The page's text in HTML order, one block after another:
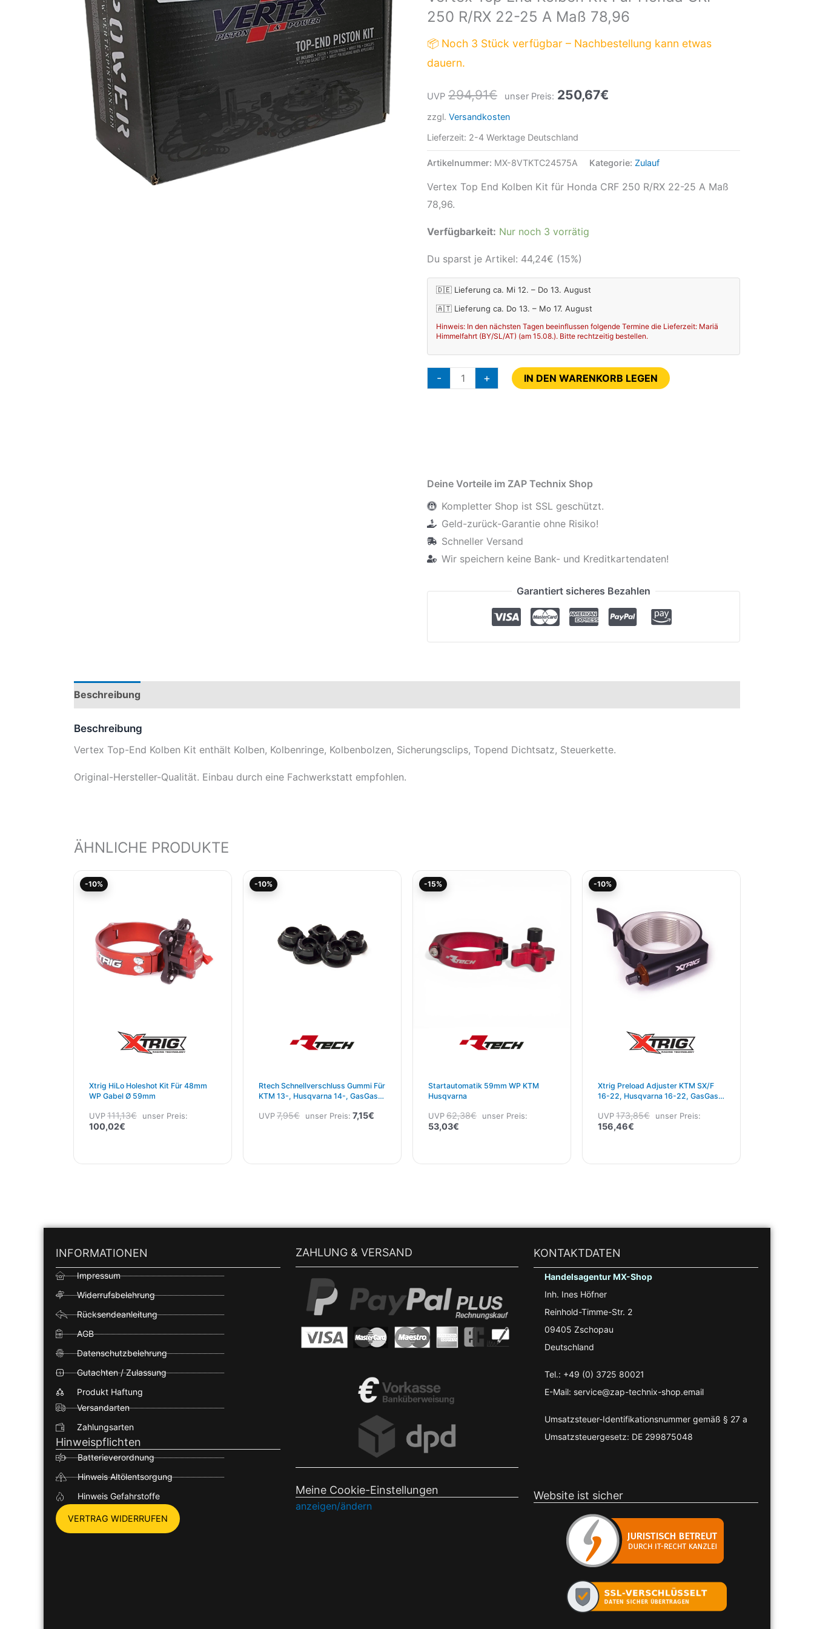
250 R/RX 22-25 A Maß 78,96
📦 Noch 3 Stück verfügbar – Nachbestellung kann etwas
dauern.
UVP 294,91€ unser Preis: 250,67€
zzgl. Versandkosten
Lieferzeit: 2-4 Werktage Deutschland
Artikelnummer: MX-8VTKTC24575A Kategorie: Zulauf
Vertex Top End Kolben Kit für Honda CRF 250 R/RX 22-25 A Maß
78,96.
Verfügbarkeit: Nur noch 3 vorrätig
Du sparst je Artikel: 44,24€ (15%)
🇩🇪 Lieferung ca. Mi 12. – Do 13. August
🇦🇹 Lieferung ca. Do 13. – Mo 17. August
Hinweis: In den nächsten Tagen beeinflussen folgende Termine die Lieferzeit: Mariä
Himmelfahrt (BY/SL/AT) (am 15.08.). Bitte rechtzeitig bestellen.
-
Honda
250
R/RX
25
A
Maß
+ IN DEN WARENKORB LEGEN
Deine Vorteile im ZAP Technix Shop
Kompletter Shop ist SSL geschützt.
Geld-zurück-Garantie ohne Risiko!
Schneller Versand
Wir speichern keine Bank- und Kreditkartendaten!
Garantiert sicheres Bezahlen
Beschreibung
Beschreibung
Vertex Top-End Kolben Kit enthält Kolben, Kolbenringe, Kolbenbolzen, Sicherungsclips, Topend Dichtsatz, Steuerkette.
Original-Hersteller-Qualität. Einbau durch eine Fachwerkstatt empfohlen.
ÄHNLICHE PRODUKTE
-10%
Xtrig HiLo Holeshot Kit Für 48mm
WP Gabel Ø 59mm
UVP111,13€ unser Preis:
100,02€
-10%
Rtech Schnellverschluss Gummi Für
KTM 13-, Husqvarna 14-, GasGas
UVP7,95€ unser Preis: 7,15€
-15%
Startautomatik 59mm WP KTM
Husqvarna
UVP62,38€ unser Preis:
53,03€
-10%
Xtrig Preload Adjuster KTM SX/F
16-22, Husqvarna 16-22, GasGas
UVP173,85€ unser Preis:
156,46€
INFORMATIONEN
Impressum
Widerrufsbelehrung
Rücksendeanleitung
AGB
Datenschutzbelehrung
Gutachten / Zulassung
Produkt Haftung
Versandarten
Zahlungsarten
Hinweispflichten
Batterieverordnung
Hinweis Altölentsorgung
Hinweis Gefahrstoffe
VERTRAG WIDERRUFEN
ZAHLUNG & VERSAND
Meine Cookie-Einstellungen
anzeigen/ändern
KONTAKTDATEN
Handelsagentur MX-Shop
Inh. Ines Höfner
Reinhold-Timme-Str. 2
09405 Zschopau
Deutschland
Tel.: +49 (0) 3725 80021
E-Mail: service@zap-technix-shop.email
Umsatzsteuer-Identifikationsnummer gemäß § 27 a
Umsatzsteuergesetz: DE 299875048
Website ist sicher